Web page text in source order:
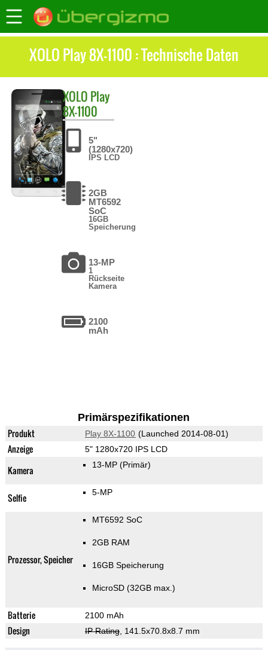
XOLO Play 8X-1100 : Technische Daten
XOLO Play
8X-1100
5"
(1280x720)
IPS LCD
2GB
MT6592
SoC
16GB
Speicherung
13-MP
1
Rückseite
Kamera
2100
mAh
Primärspezifikationen
Produkt Play 8X-1100 (Launched 2014-08-01)
Anzeige 5" 1280x720 IPS LCD
Kamera 13-MP (Primär)
Selfie 5-MP
Prozessor, Speicher
MT6592 SoC
2GB RAM
16GB Speicherung
MicroSD (32GB max.)
Batterie 2100 mAh
Design IP Rating, 141.5x70.8x8.7 mm